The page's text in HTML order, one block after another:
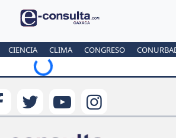
CIENCIA CLIMA CONGRESO
Loading...